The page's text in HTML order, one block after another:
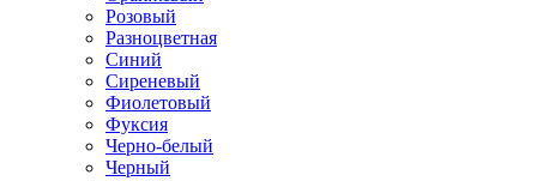
Розовый
Разноцветная
Синий
Сиреневый
Фиолетовый
Фуксия
Черно-белый
Черный